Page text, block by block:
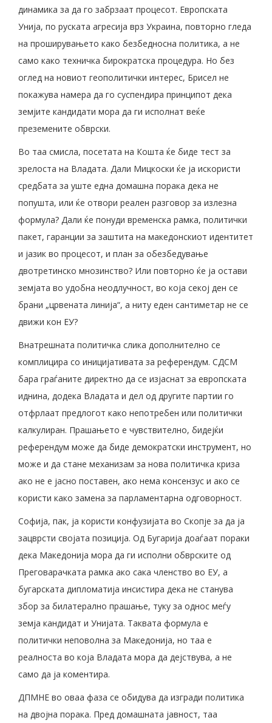
динамика за да го забрзаат процесот. Европската
Унија, по руската агресија врз Украина, повторно гледа
на проширувањето како безбедносна политика, а не
само како техничка бирократска процедура. Но без
оглед на новиот геополитички интерес, Брисел не
покажува намера да го суспендира принципот дека
земјите кандидати мора да ги исполнат веќе
преземените обврски.
Во таа смисла, посетата на Кошта ќе биде тест за
зрелоста на Владата. Дали Мицкоски ќе ја искористи
средбата за уште една домашна порака дека не
попушта, или ќе отвори реален разговор за излезна
формула? Дали ќе понуди временска рамка, политички
пакет, гаранции за заштита на македонскиот идентитет
и јазик во процесот, и план за обезбедување
двотретинско мнозинство? Или повторно ќе ја остави
земјата во удобна неодлучност, во која секој ден се
брани „црвената линија“, а ниту еден сантиметар не се
движи кон ЕУ?
Внатрешната политичка слика дополнително се
комплицира со иницијативата за референдум. СДСМ
бара граѓаните директно да се изјаснат за европската
иднина, додека Владата и дел од другите партии го
отфрлаат предлогот како непотребен или политички
калкулиран. Прашањето е чувствително, бидејќи
референдум може да биде демократски инструмент, но
може и да стане механизам за нова политичка криза
ако не е јасно поставен, ако нема консензус и ако се
користи како замена за парламентарна одговорност.
Софија, пак, ја користи конфузијата во Скопје за да ја
зацврсти својата позиција. Од Бугарија доаѓаат пораки
дека Македонија мора да ги исполни обврските од
Преговарачката рамка ако сака членство во ЕУ, а
бугарската дипломатија инсистира дека не станува
збор за билатерално прашање, туку за однос меѓу
земја кандидат и Унијата. Таквата формула е
политички неповолна за Македонија, но таа е
реалноста во која Владата мора да дејствува, а не
само да ја коментира.
ДПМНЕ во оваа фаза се обидува да изгради политика
на двојна порака. Пред домашната јавност, таа